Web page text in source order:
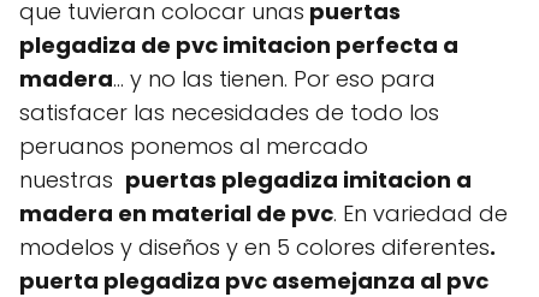
que tuvieran colocar unas puertas
plegadiza de pvc imitacion perfecta a
madera… y no las tienen. Por eso para
satisfacer las necesidades de todo los
peruanos ponemos al mercado
nuestras puertas plegadiza imitacion a
madera en material de pvc. En variedad de
modelos y diseños y en 5 colores diferentes.
puerta plegadiza pvc asemejanza al pvc